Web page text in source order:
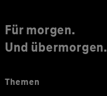
Für morgen.
Und übermorgen.
Themen